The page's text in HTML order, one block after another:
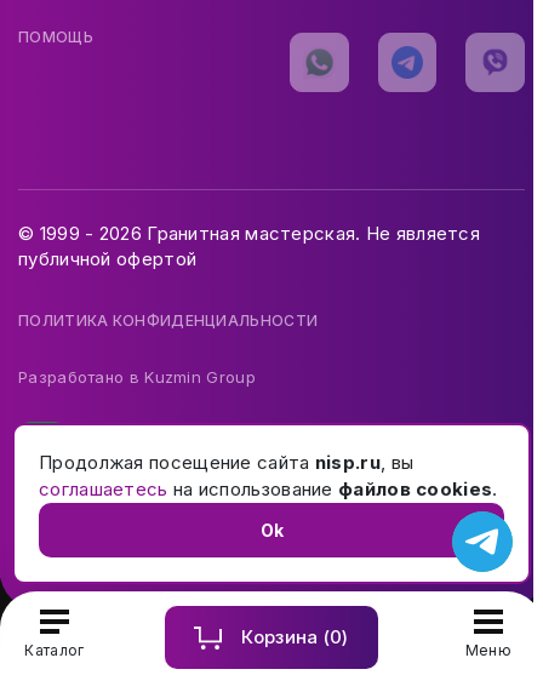
Каталог
Корзина (0)
Меню
ПОМОЩЬ
© 1999 - 2026 Гранитная мастерская. Не является
публичной офертой
ПОЛИТИКА КОНФИДЕНЦИАЛЬНОСТИ
Разработано вKuzmin Group
Купить и заказать памятник на могилу в Москве и МО
Продолжая посещение сайта nisp.ru, вы
соглашаетесь на использование файлов cookies.
Ok